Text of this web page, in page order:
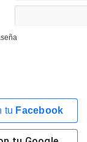
tu Facebook